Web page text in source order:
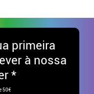
primeira
à nossa
*
50€